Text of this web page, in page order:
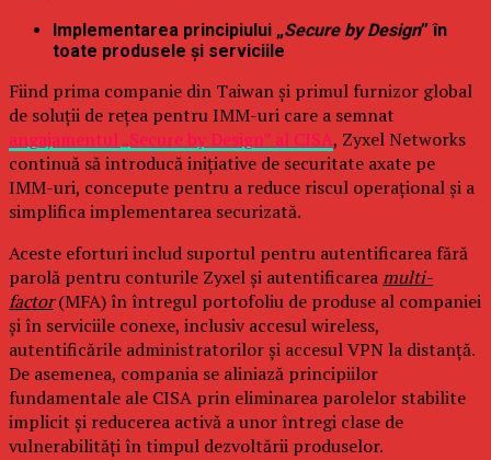
Implementarea principiului „Secure by Design” în
toate produsele și serviciile
Fiind prima companie din Taiwan și primul furnizor global
de soluții de rețea pentru IMM-uri care a semnat
angajamentul „Secure by Design” al CISA, Zyxel Networks
continuă să introducă inițiative de securitate axate pe
IMM-uri, concepute pentru a reduce riscul operațional și a
simplifica implementarea securizată.
Aceste eforturi includ suportul pentru autentificarea fără
parolă pentru conturile Zyxel și autentificareamulti-
factor(MFA) în întregul portofoliu de produse al companiei
și în serviciile conexe, inclusiv accesul wireless,
autentificările administratorilor și accesul VPN la distanță.
De asemenea, compania se aliniază principiilor
fundamentale ale CISA prin eliminarea parolelor stabilite
implicit și reducerea activă a unor întregi clase de
vulnerabilități în timpul dezvoltării produselor.